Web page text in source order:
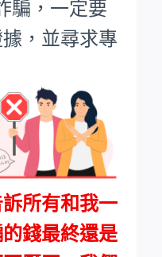
騙，一定要
，並尋求專
所有和我一
錢最終還是